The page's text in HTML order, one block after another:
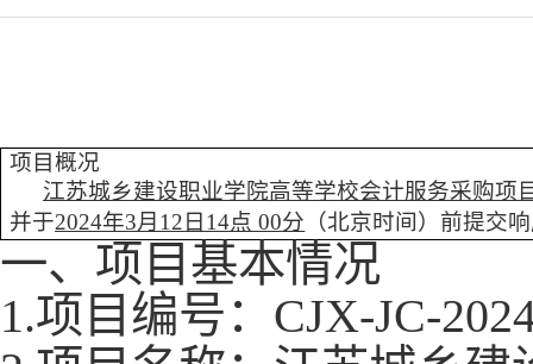
项目概况
江苏城乡建设职业学院高等学校会计服务采购项
并于2024年3月 12 日 14点 00分 （北京时间）前提交
一、项目基本情况
1.项目编号： CJX-JC-